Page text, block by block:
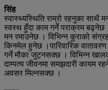
सिंह
स्वास्थ्यस्थिति राम्रो रहनुका साथै
स्वस्थ हुँदा काम गर्ने पराक्रम
मन रमाउनेछ । विभिन्न कुराको
किनमेल हुनेछ ।पारिवारिक
गर्ने मौका जुट्नसक्छ । विभिन्न
दाम्पत्य जीवनमा समझदारी कायम
अवसर मिल्नसक्छ ।